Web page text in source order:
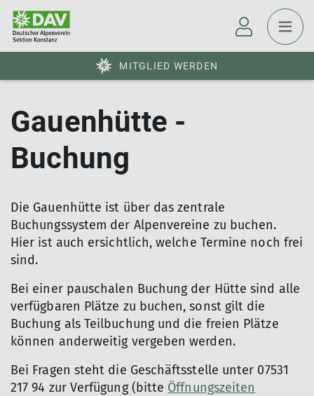
MITGLIED WERDEN
Gauenhütte -
Buchung
Die Gauenhütte ist über das zentrale
Buchungssystem der Alpenvereine zu buchen.
Hier ist auch ersichtlich, welche Termine noch frei
sind.
Bei einer pauschalen Buchung der Hütte sind alle
verfügbaren Plätze zu buchen, sonst gilt die
Buchung als Teilbuchung und die freien Plätze
können anderweitig vergeben werden.
Bei Fragen steht die Geschäftsstelle unter 07531
217 94 zur Verfügung (bitte Öffnungszeiten